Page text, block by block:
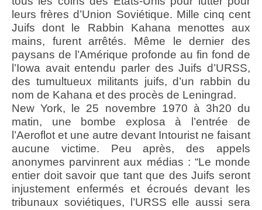
leurs frères d’Union Soviétique. Mille cinq cent
Juifs dont le Rabbin Kahana menottes aux
mains, furent arrêtés. Même le dernier des
paysans de l’Amérique profonde au fin fond de
l’Iowa avait entendu parler des Juifs d’URSS,
des tumultueux militants juifs, d’un rabbin du
nom de Kahana et des procès de Leningrad.
New York, le 25 novembre 1970 à 3h20 du
matin, une bombe explosa à l’entrée de
l’Aeroflot et une autre devant Intourist ne faisant
aucune victime. Peu après, des appels
anonymes parvinrent aux médias : “Le monde
entier doit savoir que tant que des Juifs seront
injustement enfermés et écroués devant les
tribunaux soviétiques, l’URSS elle aussi sera